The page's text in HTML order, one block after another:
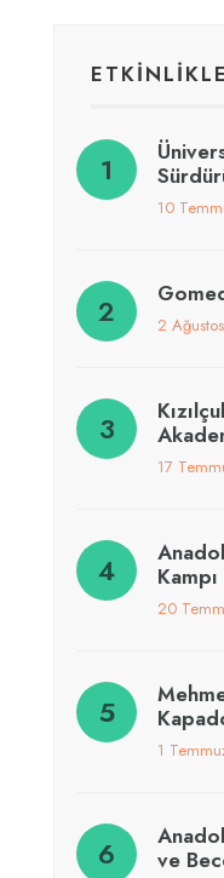
10
2
17
Kampı
20
1
ve